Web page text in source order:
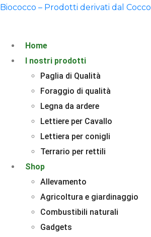
Biococco – Prodotti derivati dal Cocco
Home
I nostri prodotti
Paglia di Qualità
Foraggio di qualità
Legna da ardere
Lettiere per Cavallo
Lettiera per conigli
Terrario per rettili
Shop
Allevamento
Agricoltura e giardinaggio
Combustibili naturali
Gadgets